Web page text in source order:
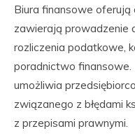
Biura finansowe oferują
zawierają prowadzenie
rozliczenia podatkowe,
poradnictwo finansowe.
umożliwia
związanego z błędami
z przepisami prawnymi.